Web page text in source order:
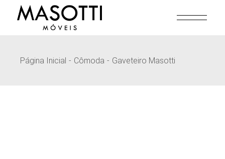
Página Inicial Cômoda Gaveteiro Masotti